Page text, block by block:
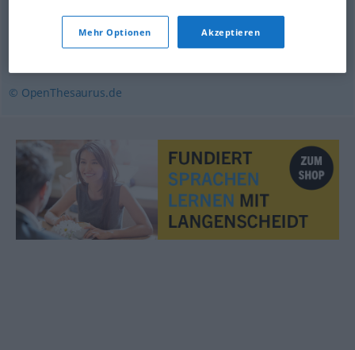
Serie,Galerie (oft scherzh.),Zusammenstellung
© OpenThesaurus.de
Mehr Optionen Akzeptieren